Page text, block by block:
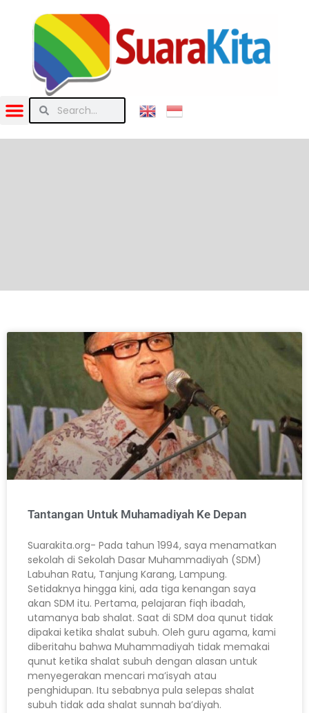
Tantangan Untuk Muhamadiyah Ke Depan
Suarakita.org- Pada tahun 1994, saya menamatkan
sekolah di Sekolah Dasar Muhammadiyah (SDM)
Labuhan Ratu, Tanjung Karang, Lampung.
Setidaknya hingga kini, ada tiga kenangan saya
akan SDM itu. Pertama, pelajaran fiqh ibadah,
utamanya bab shalat. Saat di SDM doa qunut tidak
dipakai ketika shalat subuh. Oleh guru agama, kami
diberitahu bahwa Muhammadiyah tidak memakai
qunut ketika shalat subuh dengan alasan untuk
menyegerakan mencari ma’isyah atau
penghidupan. Itu sebabnya pula selepas shalat
subuh tidak ada shalat sunnah ba’diyah.